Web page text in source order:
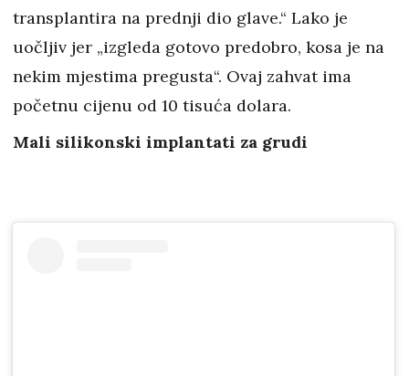
transplantira na prednji dio glave.“ Lako je
uočljiv jer „izgleda gotovo predobro, kosa je na
nekim mjestima pregusta“. Ovaj zahvat ima
početnu cijenu od 10 tisuća dolara.
Mali silikonski implantati za grudi